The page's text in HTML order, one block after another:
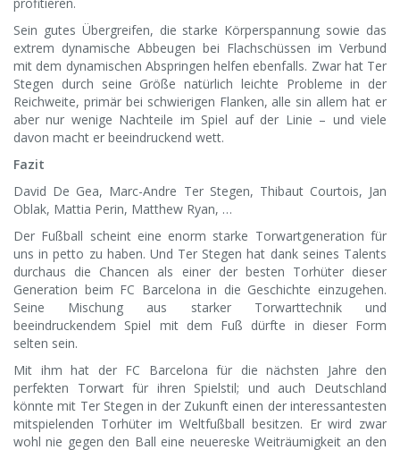
Sein gutes Übergreifen, die starke Körperspannung sowie das
extrem dynamische Abbeugen bei Flachschüssen im Verbund
mit dem dynamischen Abspringen helfen ebenfalls. Zwar hat Ter
Stegen durch seine Größe natürlich leichte Probleme in der
Reichweite, primär bei schwierigen Flanken, alle sin allem hat er
aber nur wenige Nachteile im Spiel auf der Linie – und viele
davon macht er beeindruckend wett.
Fazit
David De Gea, Marc-Andre Ter Stegen, Thibaut Courtois, Jan
Oblak, Mattia Perin, Matthew Ryan, …
Der Fußball scheint eine enorm starke Torwartgeneration für
uns in petto zu haben. Und Ter Stegen hat dank seines Talents
durchaus die Chancen als einer der besten Torhüter dieser
Generation beim FC Barcelona in die Geschichte einzugehen.
Seine Mischung aus starker Torwarttechnik und
beeindruckendem Spiel mit dem Fuß dürfte in dieser Form
selten sein.
Mit ihm hat der FC Barcelona für die nächsten Jahre den
perfekten Torwart für ihren Spielstil; und auch Deutschland
könnte mit Ter Stegen in der Zukunft einen der interessantesten
mitspielenden Torhüter im Weltfußball besitzen. Er wird zwar
wohl nie gegen den Ball eine neuereske Weiträumigkeit an den